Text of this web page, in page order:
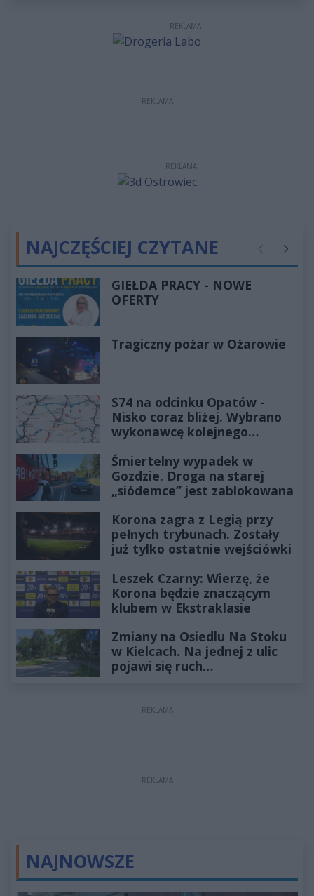
REKLAMA
REKLAMA
REKLAMA
NAJCZĘŚCIEJ CZYTANE Poprzednie
GIEŁDA PRACY - NOWE
OFERTY
Tragiczny pożar w Ożarowie
S74 na odcinku Opatów -
Nisko coraz bliżej. Wybrano
wykonawcę kolejnego
Śmiertelny wypadek w
Gozdzie. Droga na starej
„siódemce” jest zablokowana
Korona zagra z Legią przy
pełnych trybunach. Zostały
już tylko ostatnie wejściówki
Leszek Czarny: Wierzę, że
Korona będzie znaczącym
klubem w Ekstraklasie
Zmiany na Osiedlu Na Stoku
w Kielcach. Na jednej z ulic
pojawi się ruch
REKLAMA
REKLAMA
NAJNOWSZE